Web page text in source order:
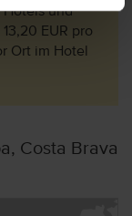
und
EUR pro
Ort im Hotel
Costa Brava